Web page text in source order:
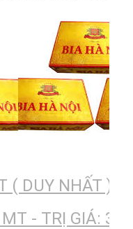
( DUY NHẤT )
- TRỊ GIÁ: